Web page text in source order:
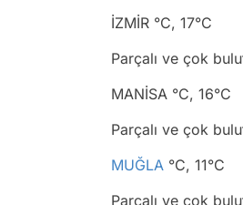
İZMİR °C, 17°C
Parçalı ve çok
MANİSA °C, 16°C
Parçalı ve çok
MUĞLA °C, 11°C
Parçalı ve çok